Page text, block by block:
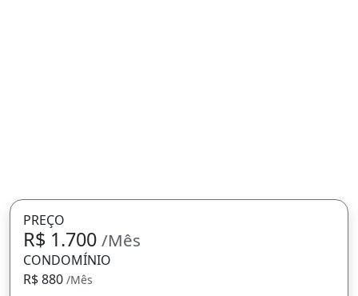
PREÇO
R$ 1.700 /Mês
CONDOMÍNIO
R$ 880 /Mês